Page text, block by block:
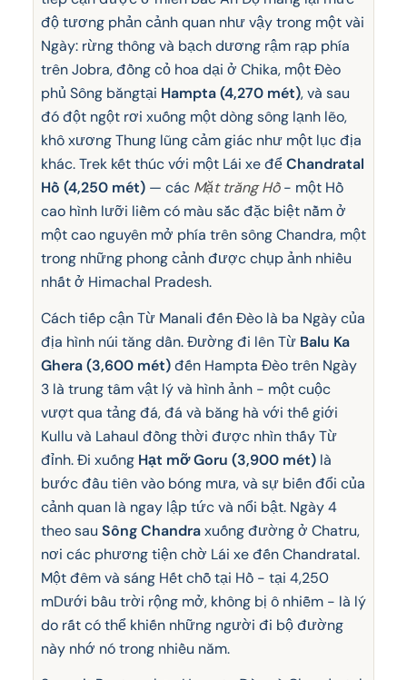
độ tương phản cảnh quan như vậy trong một vài
Ngày: rừng thông và bạch dương rậm rạp phía
trên Jobra, đồng cỏ hoa dại ở Chika, một Đèo
phủ Sông băngtại Hampta (4,270 mét), và sau
đó đột ngột rơi xuống một dòng sông lạnh lẽo,
khô xương Thung lũng cảm giác như một lục địa
khác. Trek kết thúc với một Lái xe đểChandratal
Hồ (4,250 mét)— các Mặt trăng Hồ- một Hồ
cao hình lưỡi liềm có màu sắc đặc biệt nằm ở
một cao nguyên mở phía trên sông Chandra, một
trong những phong cảnh được chụp ảnh nhiều
nhất ở Himachal Pradesh.
Cách tiếp cận Từ Manali đến Đèo là ba Ngày của
địa hình núi tăng dần. Đường đi lên Từ Balu Ka
Ghera (3,600 mét)đến Hampta Đèo trên Ngày
3 là trung tâm vật lý và hình ảnh - một cuộc
vượt qua tảng đá, đá và băng hà với thế giới
Kullu và Lahaul đồng thời được nhìn thấy Từ
đỉnh. Đi xuống Hạt mỡ Goru (3,900 mét)là
bước đầu tiên vào bóng mưa, và sự biến đổi của
cảnh quan là ngay lập tức và nổi bật. Ngày 4
theo sau Sông Chandraxuống đường ở Chatru,
nơi các phương tiện chờ Lái xe đến Chandratal.
Một đêm và sáng Hết chỗ tại Hồ - tại 4,250
mDưới bầu trời rộng mở, không bị ô nhiễm - là lý
do rất có thể khiến những người đi bộ đường
này nhớ nó trong nhiều năm.